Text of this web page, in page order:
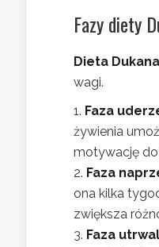
Fazy diety
Dieta Dukana
wagi.
Faza
żywienia
motywację
Faza
ona kilka
zwiększa
Faza